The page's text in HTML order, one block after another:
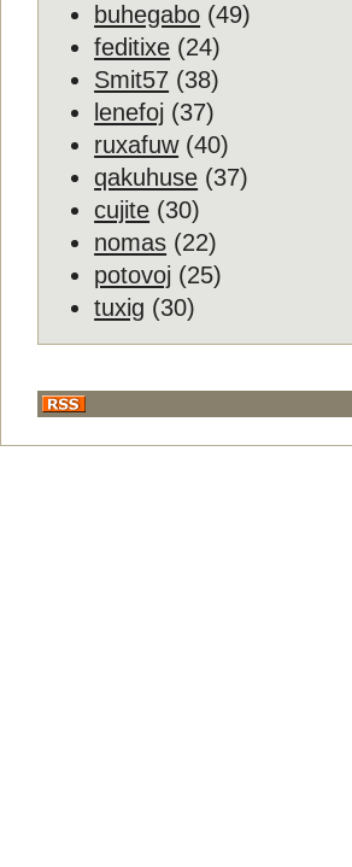
buhegabo (49)
feditixe (24)
Smit57 (38)
lenefoj (37)
ruxafuw(40)
qakuhuse (37)
cujite (30)
nomas (22)
potovoj (25)
tuxig (30)